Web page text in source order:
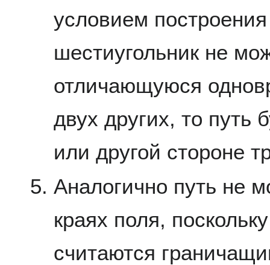
условием
шестиугольник не
отличающуюся
двух других, то путь
или другой стороне
Аналогично путь не
краях поля,
считаются